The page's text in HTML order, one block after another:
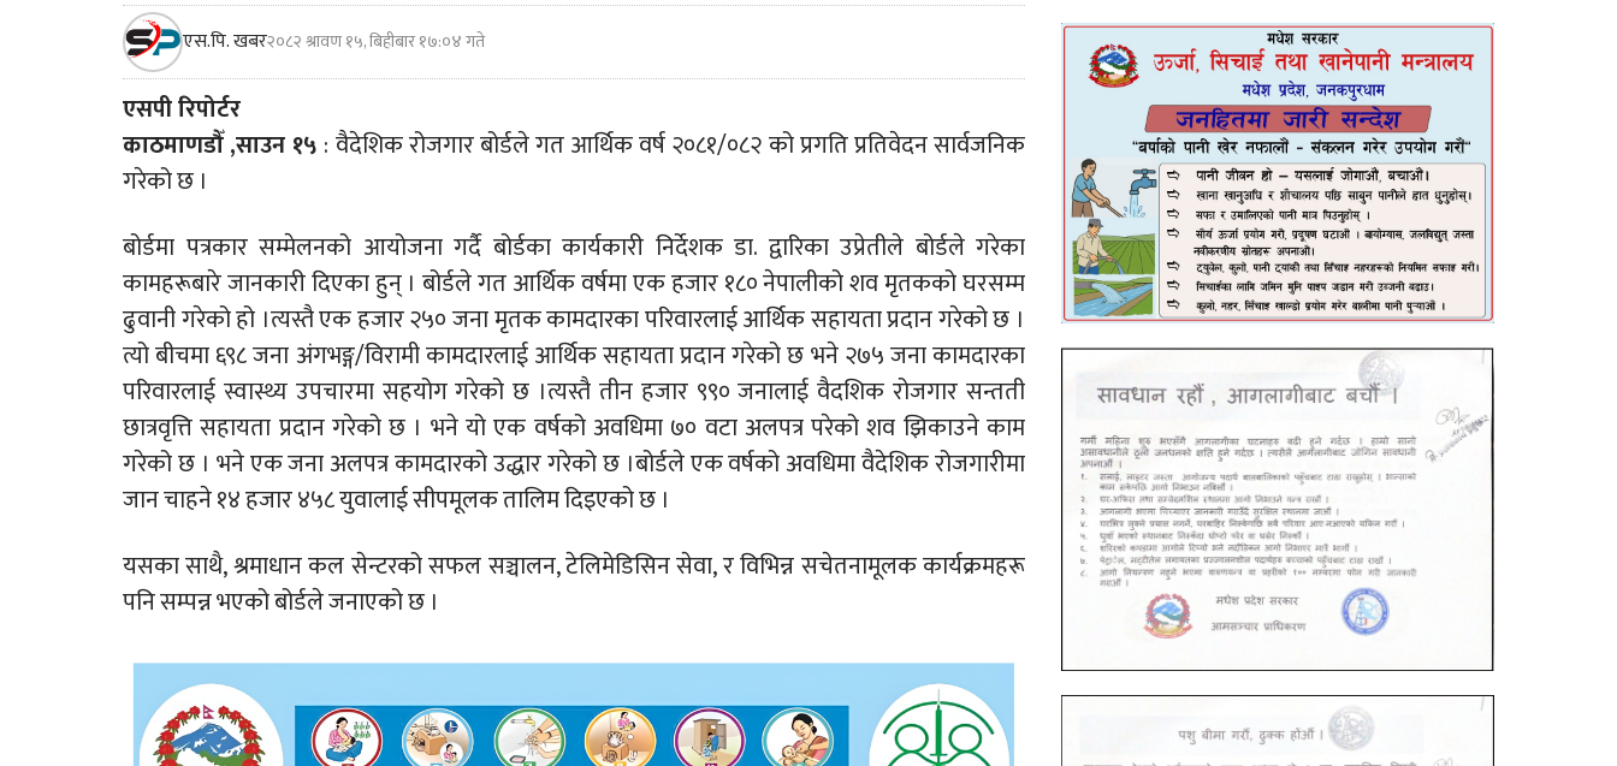
एस.पि. खबर२०८२ श्रावण १५, बिहीबार १७:०४ गते
एसपी रिपोर्टर
काठमाणडौँ ,साउन १५ : वैदेशिक रोजगार बोर्डले गत आर्थिक वर्ष २०८१/०८२ को प्रगति प्रतिवेदन सार्वजनिक
गरेको छ ।
बोर्डमा पत्रकार सम्मेलनको आयोजना गर्दै बोर्डका कार्यकारी निर्देशक डा. द्वारिका उप्रेतीले बोर्डले गरेका
कामहरूबारे जानकारी दिएका हुन् । बोर्डले गत आर्थिक वर्षमा एक हजार १८० नेपालीको शव मृतकको घरसम्म
ढुवानी गरेको हो ।त्यस्तै एक हजार २५० जना मृतक कामदारका परिवारलाई आर्थिक सहायता प्रदान गरेको छ ।
त्यो बीचमा ६९८ जना अंगभङ्ग/विरामी कामदारलाई आर्थिक सहायता प्रदान गरेको छ भने २७५ जना कामदारका
परिवारलाई स्वास्थ्य उपचारमा सहयोग गरेको छ ।त्यस्तै तीन हजार ९९० जनालाई वैदशिक रोजगार सन्तती
छात्रवृत्ति सहायता प्रदान गरेको छ । भने यो एक वर्षको अवधिमा ७० वटा अलपत्र परेको शव झिकाउने काम
गरेको छ । भने एक जना अलपत्र कामदारको उद्धार गरेको छ ।बोर्डले एक वर्षको अवधिमा वैदेशिक रोजगारीमा
जान चाहने १४ हजार ४५८ युवालाई सीपमूलक तालिम दिइएको छ ।
यसका साथै, श्रमाधान कल सेन्टरको सफल सञ्चालन, टेलिमेडिसिन सेवा, र विभिन्न सचेतनामूलक कार्यक्रमहरू
पनि सम्पन्न भएको बोर्डले जनाएको छ ।